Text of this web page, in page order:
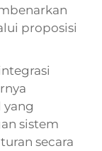
proposisi
sistem
secara